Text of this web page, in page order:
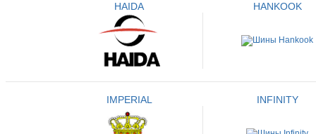
HAIDA HANKOOK
IMPERIAL INFINITY